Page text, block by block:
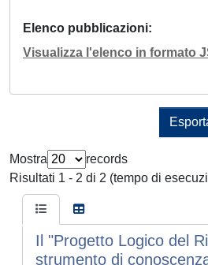
Elenco pubblicazioni
Visualizza l'elenco in formato
Mostra
records
Risultati 1 - 2 di 2 (tempo di
Il "Progetto Logico del
strumento di